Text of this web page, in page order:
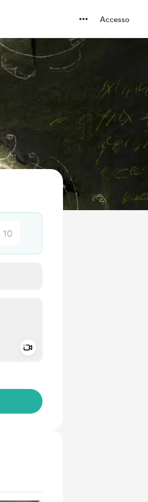
Accesso